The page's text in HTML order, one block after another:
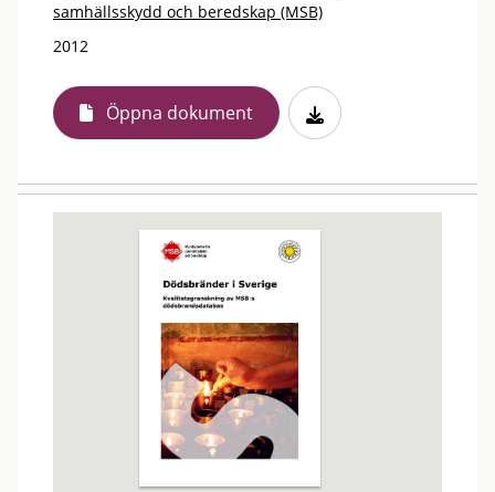
samhällsskydd och beredskap (MSB)
2012
Öppna dokument